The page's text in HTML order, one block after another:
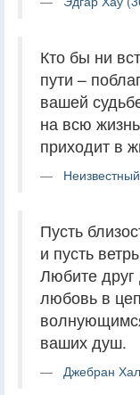
Кто бы ни
пути –
вашей
на всю
приходит в
Пусть
и пусть
Любите друг
любовь в
ваших душ.
Джебран